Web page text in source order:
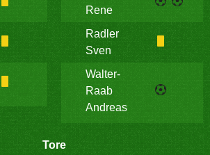
Rene
Radler
Sven
Walter-
Raab
Andreas
Tore